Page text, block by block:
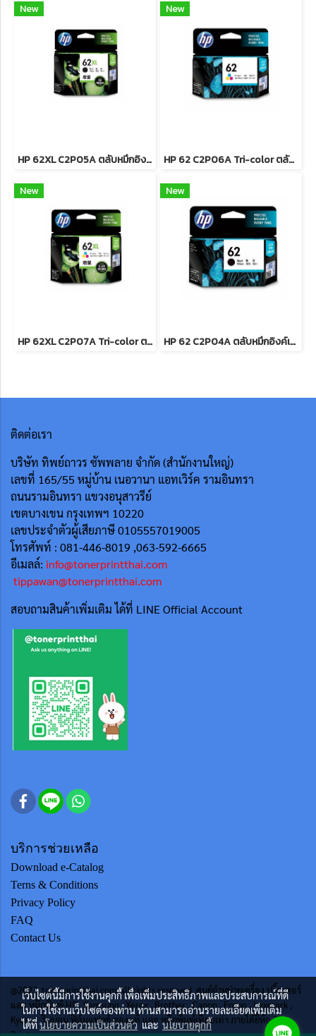
New
HP 62XL C2P05A ตลับหมึกอิงค์เจ็ท สีดำ
New
HP 62 C2P06A Tri-color ตลับหมึกอิงค์เจ็ท 3 สี
New
HP 62XL C2P07A Tri-color ตลับหมึกอิงค์เจ็ท 3 สี
New
HP 62 C2P04A ตลับหมึกอิงค์เจ็ท สีดำ
ติดต่อเรา
บริษัท ทิพย์ถาวร ซัพพลาย จำกัด (สำนักงานใหญ่)
เลขที่ 165/55 หมู่บ้าน เนอวานา แอทเวิร์ค รามอินทรา
ถนนรามอินทรา แขวงอนุสาวรีย์
เขตบางเขน กรุงเทพฯ 10220
เลขประจำตัวผู้เสียภาษี 0105557019005
โทรศัพท์ : 081-446-8019 ,063-592-6665
อีเมลล์: info@tonerprintthai.com
tippawan@tonerprintthai.com
สอบถามสินค้าเพิ่มเติม ได้ที่ LINE Official Account
บริการช่วยเหลือ
Download e-Catalog
Terns & Conditions
Privacy Policy
FAQ
Contact Us
@2023 tonerprintthai.com All rights reserved. ศูนย์จำหน่ายเครื่อง ปริ้นเตอร์
และ หมึกพิมพ์ HP , Samsung , Xerox , Brother , Canon , Epson , Lexmark ,
Kycera ริบบอน ฟิล์มแฟกซ์ ของแท้ และ หมึกพิมพ์เทียบเท่า ภายใต้ยี่ห้อ TTS
เว็บไซต์นี้มีการใช้งานคุกกี้ เพื่อเพิ่มประสิทธิภาพและประสบการณ์ที่ดี
ในการใช้งานเว็บไซต์ของท่าน ท่านสามารถอ่านรายละเอียดเพิ่มเติม
ได้ที่นโยบายความเป็นส่วนตัวและ นโยบายคุกกี้